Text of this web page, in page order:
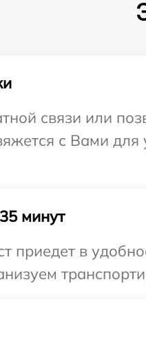
связи или
с Вами
минут
приедет в